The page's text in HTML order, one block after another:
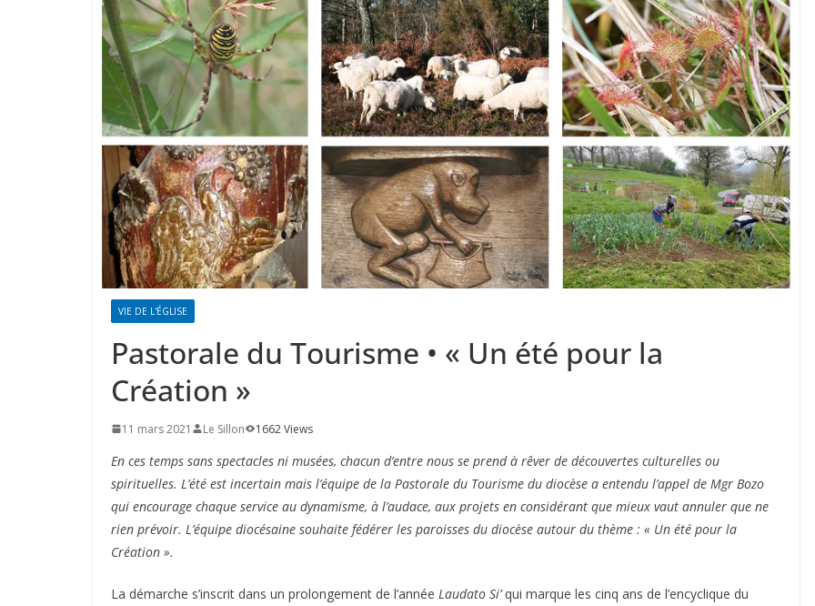
VIE DE L'ÉGLISE
Pastorale du Tourisme • « Un été pour la
Création »
11 mars 2021 Le Sillon 1662 Views
En ces temps sans spectacles ni musées, chacun d’entre nous se prend à rêver de découvertes culturelles ou
spirituelles. L’été est incertain mais l’équipe de la Pastorale du Tourisme du diocèse a entendu l’appel de Mgr Bozo
qui encourage chaque service au dynamisme, à l’audace, aux projets en considérant que mieux vaut annuler que ne
rien prévoir. L’équipe diocésaine souhaite fédérer les paroisses du diocèse autour du thème : « Un été pour la
Création ».
La démarche s’inscrit dans un prolongement de l’année Laudato Si’qui marque les cinq ans de l’encyclique du